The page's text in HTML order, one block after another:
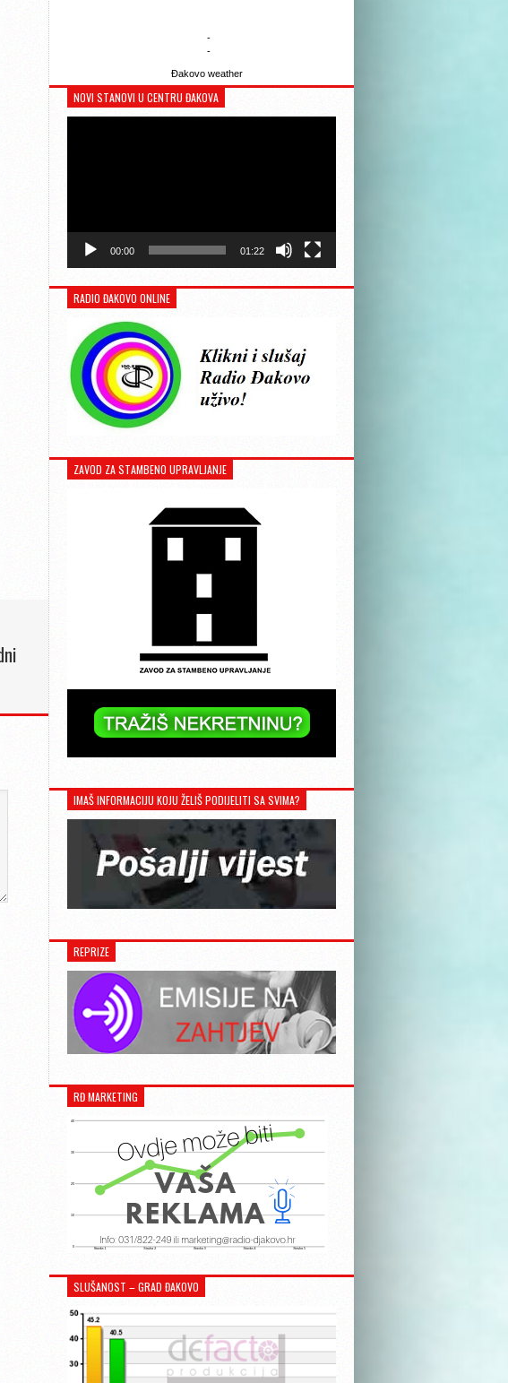
-
-
Đakovo weather
NOVI STANOVI U CENTRU ĐAKOVA
00:00 01:22
RADIO ĐAKOVO ONLINE
ZAVOD ZA STAMBENO UPRAVLJANJE
IMAŠ INFORMACIJU KOJU ŽELIŠ PODIJELITI SA SVIMA?
REPRIZE
RĐ MARKETING
SLUŠANOST – GRAD ĐAKOVO